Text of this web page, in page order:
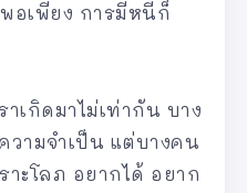
อเพียง การมีหนี้ก็
เกิดมาไม่เท่ากัน บาง
ามจำเป็น แต่บางคน
าะโลภ อยากได้ อยาก